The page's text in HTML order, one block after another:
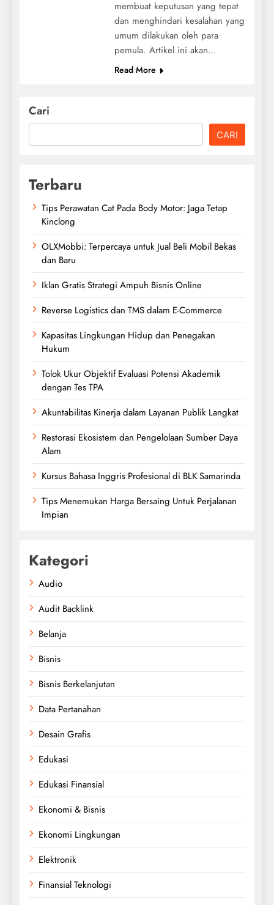
membuat keputusan yang tepat
dan menghindari kesalahan yang
umum dilakukan oleh para
pemula. Artikel ini akan…
Read More
Cari
CARI
Terbaru
Tips Perawatan Cat Pada Body Motor: Jaga Tetap
Kinclong
OLXMobbi: Terpercaya untuk Jual Beli Mobil Bekas
dan Baru
Iklan Gratis Strategi Ampuh Bisnis Online
Reverse Logistics dan TMS dalam E-Commerce
Kapasitas Lingkungan Hidup dan Penegakan
Hukum
Tolok Ukur Objektif Evaluasi Potensi Akademik
dengan Tes TPA
Akuntabilitas Kinerja dalam Layanan Publik Langkat
Restorasi Ekosistem dan Pengelolaan Sumber Daya
Alam
Kursus Bahasa Inggris Profesional di BLK Samarinda
Tips Menemukan Harga Bersaing Untuk Perjalanan
Impian
Kategori
Audio
Audit Backlink
Belanja
Bisnis
Bisnis Berkelanjutan
Data Pertanahan
Desain Grafis
Edukasi
Edukasi Finansial
Ekonomi & Bisnis
Ekonomi Lingkungan
Elektronik
Finansial Teknologi